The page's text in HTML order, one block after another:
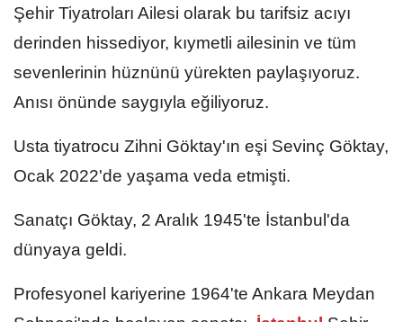
Şehir Tiyatroları Ailesi olarak bu tarifsiz acıyı
derinden hissediyor, kıymetli ailesinin ve tüm
sevenlerinin hüznünü yürekten paylaşıyoruz.
Anısı önünde saygıyla eğiliyoruz.
Usta tiyatrocu Zihni Göktay'ın eşi Sevinç Göktay,
Ocak 2022'de yaşama veda etmişti.
Sanatçı Göktay, 2 Aralık 1945'te İstanbul'da
dünyaya geldi.
Profesyonel kariyerine 1964'te Ankara Meydan